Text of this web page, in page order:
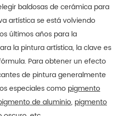
baldosas de cerámica para
artística se está volviendo
últimos años para la
la pintura artística, la clave es
Para obtener un efecto
de pintura generalmente
especiales como pigmento
de aluminio, pigmento